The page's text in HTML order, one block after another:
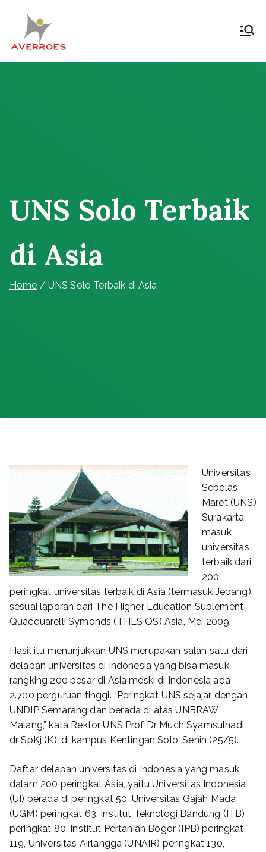
content
UNS Solo Terbaik
di Asia
Home UNS Solo Terbaik di Asia
Universitas
Sebelas
Maret (UNS)
Surakarta
masuk
universitas
terbaik dari
200
peringkat universitas terbaik di Asia (termasuk Jepang),
sesuai laporan dari The Higher Education Suplement-
Quacquarelli Symonds (THES QS) Asia, Mei 2009.
Hasil itu menunjukkan UNS merupakan salah satu dari
delapan universitas di Indonesia yang bisa masuk
rangking 200 besar di Asia meski di Indonesia ada
2.700 perguruan tinggi. “Peringkat UNS sejajar dengan
UNDIP Semarang dan berada di atas UNBRAW
Malang,” kata Rektor UNS Prof Dr Much Syamsulhadi,
dr SpKj (K), di kampus Kentingan Solo, Senin (25/5).
Daftar delapan universitas di Indonesia yang masuk
dalam 200 peringkat Asia, yaitu Universitas Indonesia
(UI) berada di peringkat 50, Universitas Gajah Mada
(UGM) peringkat 63, Institut Teknologi Bandung (ITB)
peringkat 80, Institut Pertanian Bogor (IPB) peringkat
119, Universitas Airlangga (UNAIR) peringkat 130,